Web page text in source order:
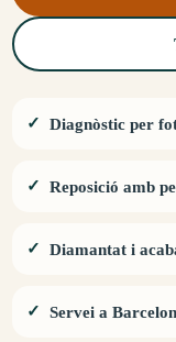
Diagnòstic per
Reposició amb
Diamantat i
Servei a